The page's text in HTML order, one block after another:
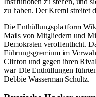
zu haben. Der Kreml streitet
Die Enthüllungsplattform
Mails von Mitgliedern und
Demokraten veröffentlicht.
Führungsgremium im
Clinton und gegen ihren
war. Die Enthüllungen
Debbie Wasserman Schultz.